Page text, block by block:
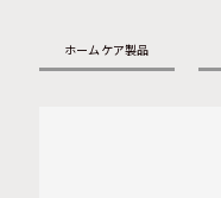
ホームケア製品